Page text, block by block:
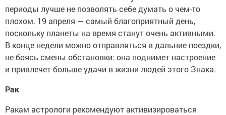
периоды лучше не позволять себе думать о чем-то
плохом. 19 апреля — самый благоприятный день,
поскольку планеты на время станут очень активными.
В конце недели можно отправляться в дальние поездки,
не боясь смены обстановки: она поднимет настроение
и привлечет больше удачи в жизни людей этого Знака.
Рак
Ракам астрологи рекомендуют активизироваться